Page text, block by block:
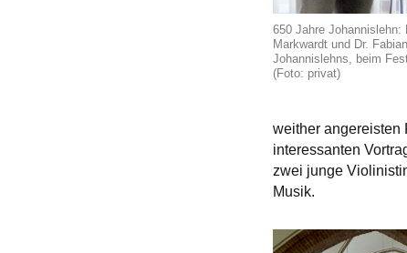
650 Jahre Johannislehn:
Markwardt und Dr.
Johannislehns, beim
(Foto: privat)
weither angereisten
interessanten
zwei junge
Musik.